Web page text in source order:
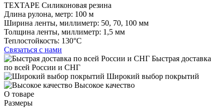
TEXTAPE Силиконовая резина
Длина рулона, метр: 100 м
Ширина ленты, миллиметр: 50, 70, 100 мм
Толщина ленты, миллиметр: 1,5 мм
Теплостойкость: 130°C
Связаться с нами
Быстрая доставка
по всей России и СНГ
Широкий выбор покрытий
Высокое качество
О товаре
Размеры